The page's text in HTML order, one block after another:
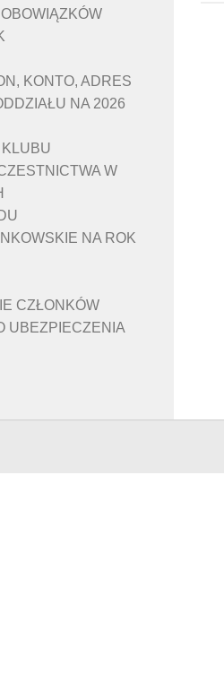
KONTO, ADRES
NA 2026
W
NA ROK
CZŁONKÓW
UBEZPIECZENIA